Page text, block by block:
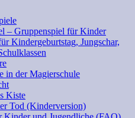
– Gruppenspiel für Kinder
Kindergeburtstag, Jungschar,
in der Magierschule
Kiste
Tod (Kinderversion)